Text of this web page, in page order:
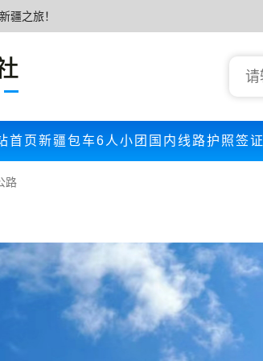
疆之旅！
首页新疆包车6人小团 国内线路护照签证
路